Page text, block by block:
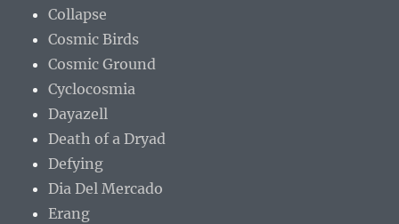
Collapse
Cosmic Birds
Cosmic Ground
Cyclocosmia
Dayazell
Death of a Dryad
Defying
Dia Del Mercado
Erang